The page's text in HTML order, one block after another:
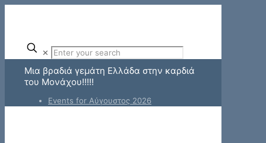
✕
Μια βραδιά γεμάτη Ελλάδα στην καρδιά
του Μονάχου!!!!!
Events for Αύγουστος 2026